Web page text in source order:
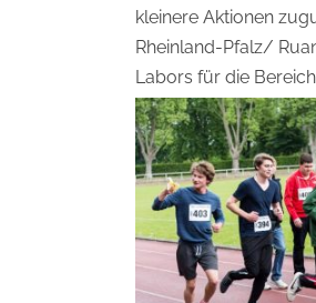
kleinere Aktionen
Rheinland-Pfalz/
Labors für die